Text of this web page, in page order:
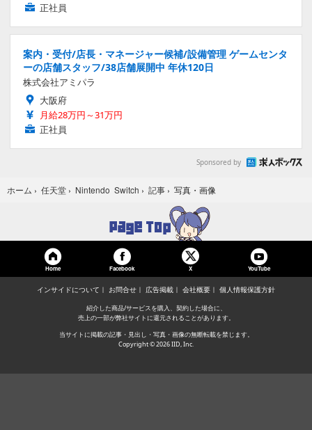
正社員
案内・受付/店長・マネージャー候補/設備管理 ゲームセンタ
ーの店舗スタッフ/38店舗展開中 年休120日
株式会社アミパラ
大阪府
月給28万円～31万円
正社員
Sponsored by
ホーム › 任天堂 › Nintendo Switch › 記事 › 写真・画像
Home Facebook X YouTube
インサイドについて お問合せ 広告掲載 会社概要 個人情報保護方針
紹介した商品/サービスを購入、契約した場合に、
売上の一部が弊社サイトに還元されることがあります。
当サイトに掲載の記事・見出し・写真・画像の無断転載を禁じます。
Copyright © 2026 IID, Inc.